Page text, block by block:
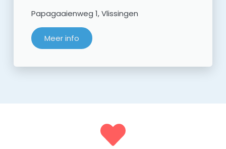
Papagaaienweg 1, Vlissingen
Meer info